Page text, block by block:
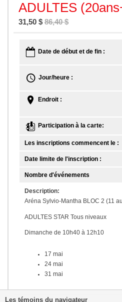
Les témoins du navigateur
ADULTES
31,50 $ 86,40 $
Date de début et de fin :
Jour/heure :
Endroit :
Participation à la carte:
Les inscriptions commencent le :
Date limite de l'inscription :
Nombre d'événements
Description:
Aréna Sylvio-Mantha BLOC 2 (11
ADULTES STAR Tous niveaux
Dimanche de 10h40 à 12h10
17 mai
24 mai
31 mai